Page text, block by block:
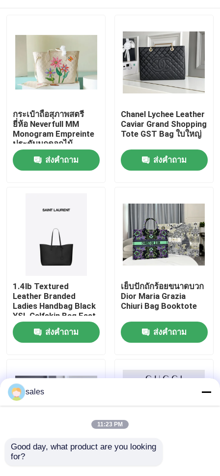
เกี่ยวกับเรา
ทัวร์โรงงาน
ติดต่อเรา
ข่าว
กระเป๋าถือสุภาพสตรี
ยี่ห้อ Neverfull MM
Monogram Empreinte
ประดับมุกดอกไม้
ส่งคำถาม
Chanel Lychee Leather
Caviar Grand Shopping
Tote GST Bag ใบใหญ่
ส่งคำถาม
1.4lb Textured
Leather Branded
Ladies Handbag Black
YSL Calfskin Bag East
West
ส่งคำถาม
เย็บปักถักร้อยขนาดบวก
Dior Maria Grazia
Chiuri Bag Booktote
ส่งคำถาม
Classic 2WAY Chanel
sales
11:23 PM
Good day, what product are you looking
for?